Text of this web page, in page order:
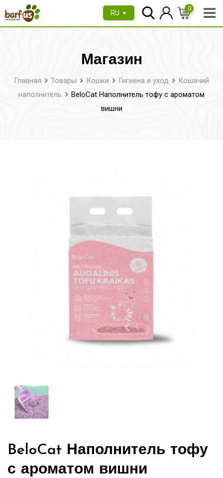
Перейти
RU ▼
0
Магазин
Главная Товары Кошки Гигиена и уход
Кошачий
наполнитель
BeloCat Наполнитель тофу с ароматом
вишни
BeloCat Наполнитель тофу
с ароматом вишни